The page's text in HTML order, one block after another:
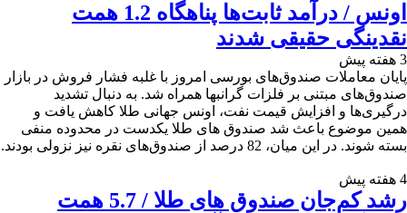
اونس / درآمد ثابت‌ها پناهگاه 1.2 همت
نقدینگی حقیقی شدند
3 هفته پیش
پایان معاملات صندوق‌های بورسی امروز با غلبه فشار فروش در بازار
صندوق‌های مبتنی بر فلزات گرانبها همراه شد. به دنبال تشدید
درگیری‌ها و افزایش قیمت نفت، اونس جهانی طلا کاهش یافت و
همین موضوع باعث شد صندوق های طلا یکدست در محدوده منفی
بسته شوند. در این میان، 82 درصد از صندوق‌های نقره نیز نزولی بودند.
4 هفته پیش
رشد کم‌جان صندوق های طلا / 5.7 همت